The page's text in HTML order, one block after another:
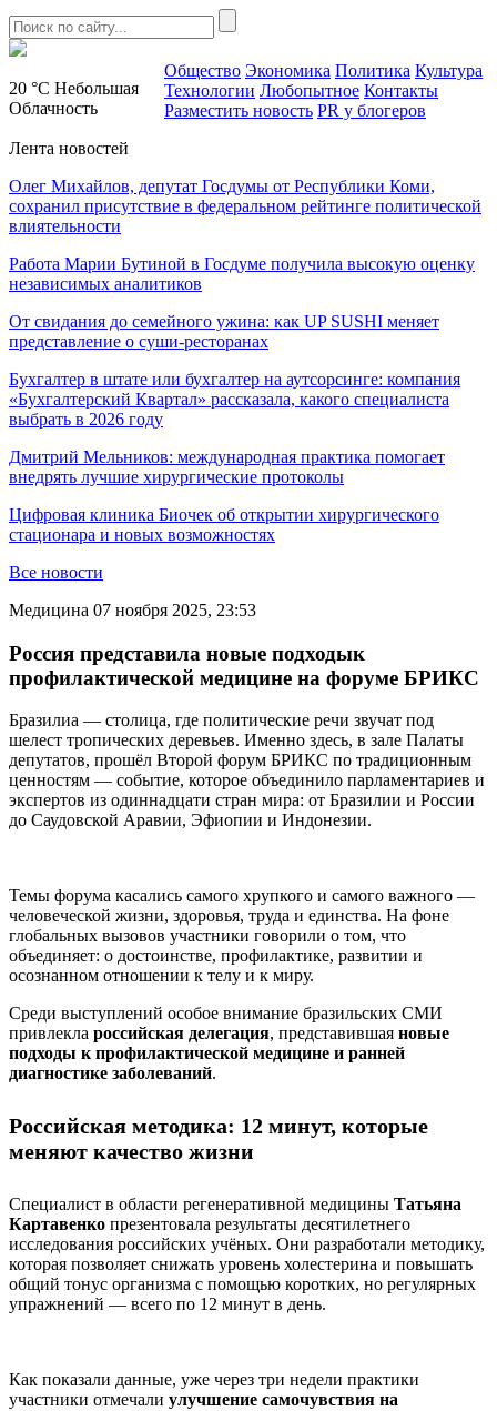
20 °C Небольшая
Облачность
Общество Экономика Политика Культура
Технологии Любопытное Контакты
Разместить новость PR у блогеров
Лента новостей
Олег Михайлов, депутат Госдумы от Республики Коми,
сохранил присутствие в федеральном рейтинге политической
влиятельности
Работа Марии Бутиной в Госдуме получила высокую оценку
независимых аналитиков
От свидания до семейного ужина: как UP SUSHI меняет
представление о суши-ресторанах
Бухгалтер в штате или бухгалтер на аутсорсинге: компания
«Бухгалтерский Квартал» рассказала, какого специалиста
выбрать в 2026 году
Дмитрий Мельников: международная практика помогает
внедрять лучшие хирургические протоколы
Цифровая клиника Биочек об открытии хирургического
стационара и новых возможностях
Все новости
Медицина 07 ноября 2025, 23:53
Россия представила новые подходык
профилактической медицине на форуме БРИКС
Бразилиа — столица, где политические речи звучат под
шелест тропических деревьев. Именно здесь, в зале Палаты
депутатов, прошёл Второй форум БРИКС по традиционным
ценностям — событие, которое объединило парламентариев и
экспертов из одиннадцати стран мира: от Бразилии и России
до Саудовской Аравии, Эфиопии и Индонезии.
Темы форума касались самого хрупкого и самого важного —
человеческой жизни, здоровья, труда и единства. На фоне
глобальных вызовов участники говорили о том, что
объединяет: о достоинстве, профилактике, развитии и
осознанном отношении к телу и к миру.
Среди выступлений особое внимание бразильских СМИ
привлекла российская делегация, представившая новые
подходы к профилактической медицине и ранней
диагностике заболеваний.
Российская методика: 12 минут, которые
меняют качество жизни
Специалист в области регенеративной медицины Татьяна
Картавенко презентовала результаты десятилетнего
исследования российских учёных. Они разработали методику,
которая позволяет снижать уровень холестерина и повышать
общий тонус организма с помощью коротких, но регулярных
упражнений — всего по 12 минут в день.
Как показали данные, уже через три недели практики
участники отмечали улучшение самочувствия на